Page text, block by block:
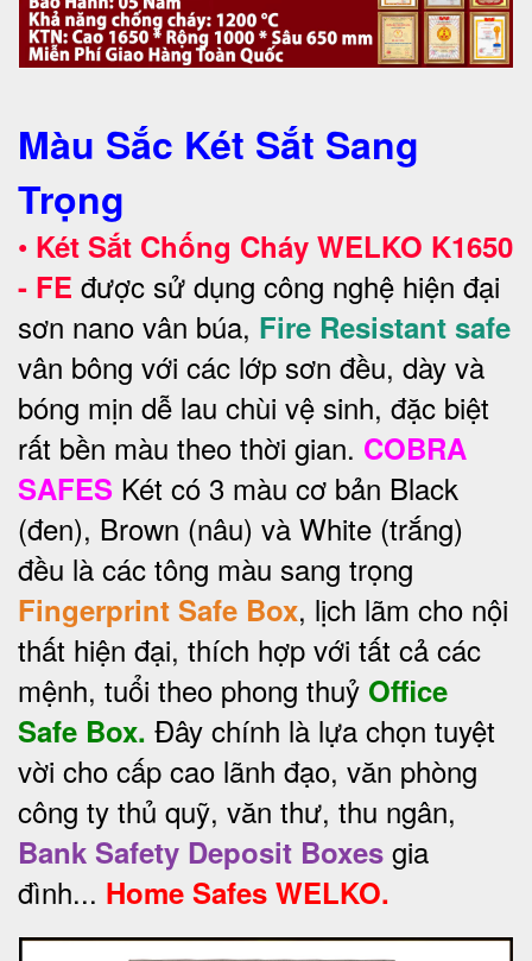
Màu Sắc Két Sắt Sang
Trọng
• Két Sắt Chống Cháy WELKO K1650
- FE được sử dụng công nghệ hiện đại
sơn nano vân búa, Fire Resistant safe
vân bông với các lớp sơn đều, dày và
bóng mịn dễ lau chùi vệ sinh, đặc biệt
rất bền màu theo thời gian. COBRA
SAFES Két có 3 màu cơ bản Black
(đen), Brown (nâu) và White (trắng)
đều là các tông màu sang trọng
Fingerprint Safe Box, lịch lãm cho nội
thất hiện đại, thích hợp với tất cả các
mệnh, tuổi theo phong thuỷ Office
Safe Box. Đây chính là lựa chọn tuyệt
vời cho cấp cao lãnh đạo, văn phòng
công ty thủ quỹ, văn thư, thu ngân,
Bank Safety Deposit Boxes gia
đình... Home Safes WELKO.